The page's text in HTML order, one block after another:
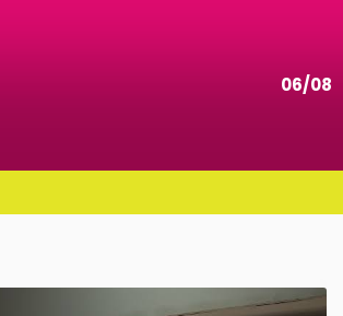
06/08